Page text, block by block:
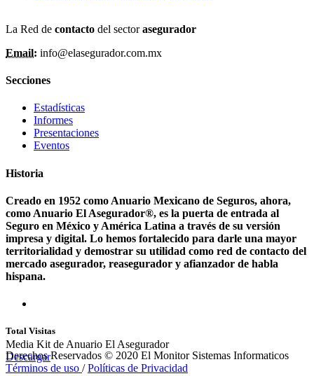
La Red de contacto del sectorasegurador
Email: info@elasegurador.com.mx
Secciones
Estadísticas
Informes
Presentaciones
Eventos
Historia
Creado en 1952 como Anuario Mexicano de Seguros, ahora,
como Anuario El Asegurador®, es la puerta de entrada al
Seguro en México y América Latina a través de su versión
impresa y digital. Lo hemos fortalecido para darle una mayor
territorialidad y demostrar su utilidad como red de contacto del
mercado asegurador, reasegurador y afianzador de habla
hispana.
Total Visitas
Media Kit de Anuario El Asegurador
Descargar
Derechos Reservados © 2020 El Monitor Sistemas Informaticos
Términos de uso /Políticas de Privacidad